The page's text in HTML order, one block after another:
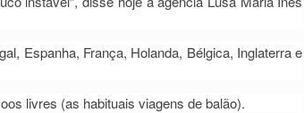
Espanha, França, Holanda, Bélgica, Inglaterra e
livres (as habituais viagens de balão).